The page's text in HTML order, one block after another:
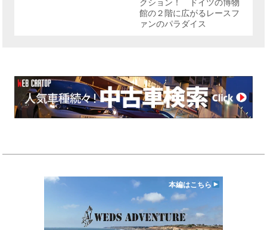
クション！ ドイツの博物
館の２階に広がるレースフ
ァンのパラダイス
本編はこちら